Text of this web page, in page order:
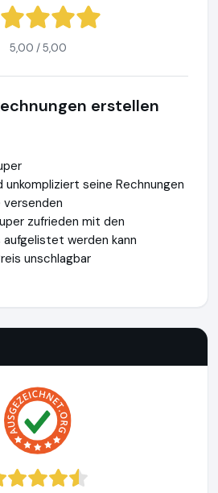
5,00 / 5,00
erstellen
unkompliziert seine Rechnungen
versenden
zufrieden mit den
aufgelistet werden kann
unschlagbar